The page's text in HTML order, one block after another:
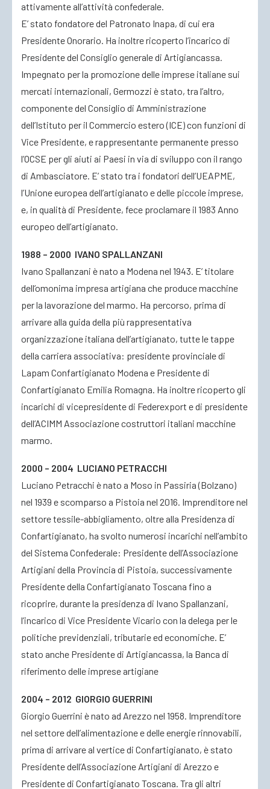
attivamente all’attività confederale.
E’ stato fondatore del Patronato Inapa, di cui era
Presidente Onorario. Ha inoltre ricoperto l’incarico di
Presidente del Consiglio generale di Artigiancassa.
Impegnato per la promozione delle imprese italiane sui
mercati internazionali, Germozzi è stato, tra l’altro,
componente del Consiglio di Amministrazione
dell’Istituto per il Commercio estero (ICE) con funzioni di
Vice Presidente, e rappresentante permanente presso
l’OCSE per gli aiuti ai Paesi in via di sviluppo con il rango
di Ambasciatore. E’ stato tra i fondatori dell’UEAPME,
l’Unione europea dell’artigianato e delle piccole imprese,
e, in qualità di Presidente, fece proclamare il 1983 Anno
europeo dell’artigianato.
1988 – 2000 IVANO SPALLANZANI
Ivano Spallanzani è nato a Modena nel 1943. E’ titolare
dell’omonima impresa artigiana che produce macchine
per la lavorazione del marmo. Ha percorso, prima di
arrivare alla guida della più rappresentativa
organizzazione italiana dell’artigianato, tutte le tappe
della carriera associativa: presidente provinciale di
Lapam Confartigianato Modena e Presidente di
Confartigianato Emilia Romagna. Ha inoltre ricoperto gli
incarichi di vicepresidente di Federexport e di presidente
dell’ACIMM Associazione costruttori italiani macchine
marmo.
2000 – 2004 LUCIANO PETRACCHI
Luciano Petracchi è nato a Moso in Passiria (Bolzano)
nel 1939 e scomparso a Pistoia nel 2016. Imprenditore nel
settore tessile-abbigliamento, oltre alla Presidenza di
Confartigianato, ha svolto numerosi incarichi nell’ambito
del Sistema Confederale: Presidente dell’Associazione
Artigiani della Provincia di Pistoia, successivamente
Presidente della Confartigianato Toscana fino a
ricoprire, durante la presidenza di Ivano Spallanzani,
l’incarico di Vice Presidente Vicario con la delega per le
politiche previdenziali, tributarie ed economiche. E’
stato anche Presidente di Artigiancassa, la Banca di
riferimento delle imprese artigiane
2004 – 2012 GIORGIO GUERRINI
Giorgio Guerrini è nato ad Arezzo nel 1958. Imprenditore
nel settore dell’alimentazione e delle energie rinnovabili,
prima di arrivare al vertice di Confartigianato, è stato
Presidente dell’Associazione Artigiani di Arezzo e
Presidente di Confartigianato Toscana. Tra gli altri